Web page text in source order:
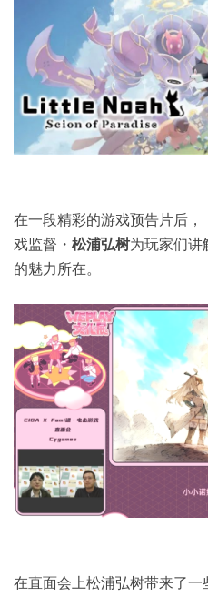
在一段精彩的游戏预告片后
戏监督・ 松浦弘树为玩家们讲
的魅力所在。
在直面会上松浦弘树带来了